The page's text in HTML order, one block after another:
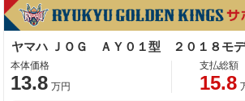
ヤマハ ＪＯＧ ＡＹ０１型 ２０１８モ
本体価格
13.8 万円
支払総額
15.8